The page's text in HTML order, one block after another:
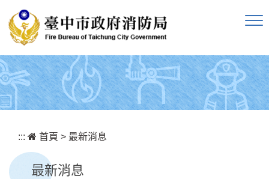
::: 首頁 > 最新消息
最新消息